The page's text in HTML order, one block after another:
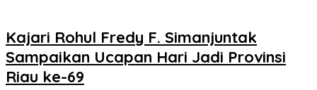
Kajari Rohul Fredy F. Simanjuntak
Sampaikan Ucapan Hari Jadi Provinsi
Riau ke-69